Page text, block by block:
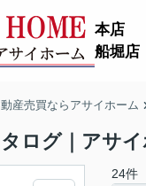
本店
船堀店
産売買ならアサイホーム
ログ｜アサ
24件